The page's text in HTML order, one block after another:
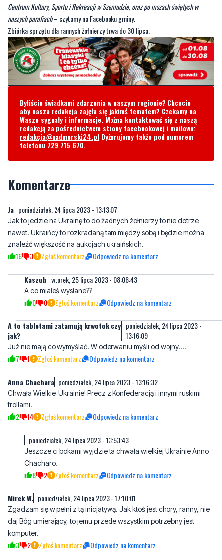
Byliście świadkami zdarzenia w naszym regionie? Chcecie
aby nasza redakcja zajęła się jakimś tematem? Czekamy na
Wasze sygnały i informacje. Można kontaktować się z naszą
redakcja@nadmorski24.plDyżurujemy także pod numerem
telefonu729 715 670.
Komentarze
Jak to jedzie na Ukrainę to do żadnych żołnierzy to nie dotrze
znaleźć większość na aukcjach ukraińskich.
16 3 Zgłoś komentarz Odpowiedz na komentarz
Kaszub wtorek, 25 lipca 2023 - 08:06:43
A co miałeś wysłane??
A to tabletami zatamują krwotok czy
13:16:09
7 1 Zgłoś komentarz Odpowiedz na komentarz
Anna Chachara poniedziałek, 24 lipca 2023 - 13:16:32
Chwała Wielkiej Ukrainie! Precz z Konfederacją i innymi ruskimi
2 14 Zgłoś komentarz Odpowiedz na komentarz
poniedziałek, 24 lipca 2023 - 13:53:43
Jeszcze ci bokami wyjdzie ta chwała wielkiej Ukrainie Anno
8 2 Zgłoś komentarz Odpowiedz na komentarz
Mirek W. poniedziałek, 24 lipca 2023 - 17:10:01
Zgadzam się w pełni z tą inicjatywą. Jak ktoś jest chory, ranny, nie
komputer.
3 2 Zgłoś komentarz Odpowiedz na komentarz
Nie to już jest naprawdę
przegiecie
18:46:14